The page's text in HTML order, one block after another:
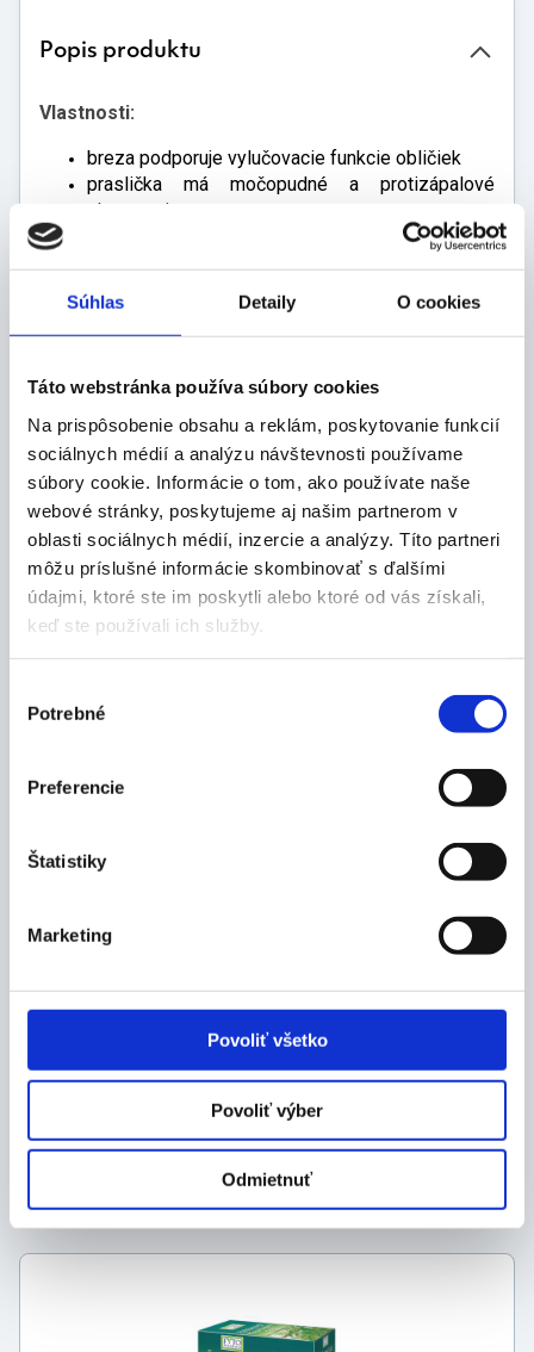
Súhlas Detaily O cookies
Táto webstránka používa súbory cookies
Na prispôsobenie obsahu a reklám, poskytovanie funkcií
sociálnych médií a analýzu návštevnosti používame
súbory cookie. Informácie o tom, ako používate naše
webové stránky, poskytujeme aj našim partnerom v
oblasti sociálnych médií, inzercie a analýzy. Títo partneri
môžu príslušné informácie skombinovať s ďalšími
údajmi, ktoré ste im poskytli alebo ktoré od vás získali,
keď ste používali ich služby.
súhlasu
Potrebné
Preferencie
Štatistiky
Marketing
Povoliť všetko
Povoliť výber
Odmietnuť
Popis produktu
Vlastnosti:
breza podporuje vylučovacie funkcie obličiek
praslička má močopudné a protizápalové
vlastnosti
vrbovka podporuje správnu funkciu močových
vzhľadom k platnej legislatíve ne je možné
uvádzať jeho účinky v takom rozsahu ako v
minulosti
internete a v atlasoch liečivých rastlín
návod na prípravu:
1 vrecko zalejeme 0,5 l vriacej vody a
necháme 10 minút vylúhovať
uskladňujte na suchom a tmavom mieste, mimo
dosah detí
zloženie:
žihľava dvojdomá, list brezy bradavičnatej,
medovka lekárska, materina dúška,
praslička roľná, vŕbovka malokvetá, ľanové
semeno
dátum spotreby: uvedený na obale výrobku
výrobca: HERBEX s.r.o., 991 28 Vinica 53,
20 x 3 g
Výrobca
Dokumenty
Mohlo by vás zaujímať